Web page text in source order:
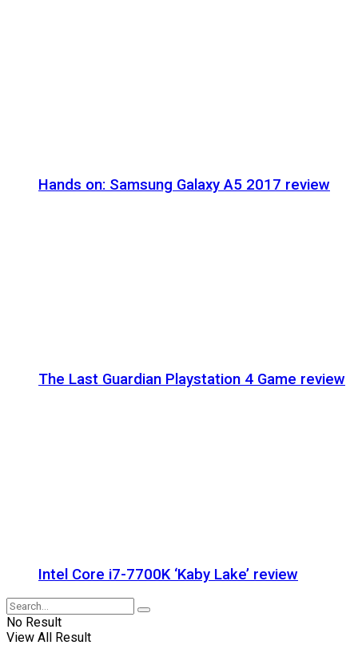
Hands on: Samsung Galaxy A5 2017 review
The Last Guardian Playstation 4 Game review
Intel Core i7-7700K ‘Kaby Lake’ review
No Result
View All Result